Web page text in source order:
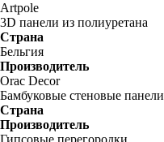
Artpole
3D панели из полиуретана
Страна
Бельгия
Производитель
Orac Decor
Бамбуковые стеновые панели
Страна
Производитель
Гипсовые перегородки